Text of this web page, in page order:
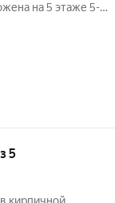
на 5 этаже 5-
новым
5